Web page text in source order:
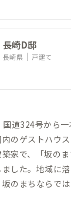
長崎D邸
長崎県 戸建て
道324号から
のゲストハウ
家で、「坂の
した。地域に
のまちならで